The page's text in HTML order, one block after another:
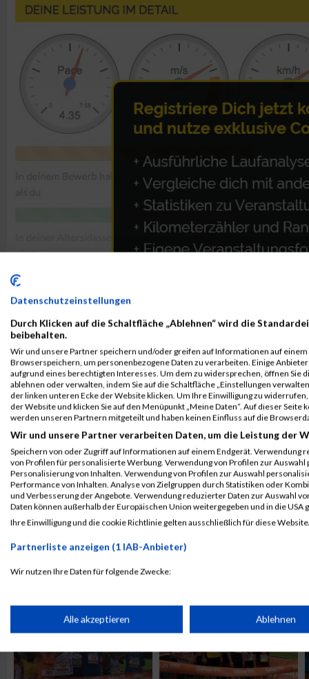
ALBUM B2RUN MÜNCHEN / 15.07.2026
ALBUM B2RUN KÖLN / 05.09.2019
Datenschutzeinstellungen
Durch Klicken auf die Schaltfläche „Ablehnen“ wird die
beibehalten.
Wir und unsere Partner speichern und/oder greifen auf Informationen auf einem
Browserspeichern, um personenbezogene Daten zu verarbeiten. Einige
aufgrund eines berechtigten Interesses. Um dem zu widersprechen, öffnen Sie
ablehnen oder verwalten, indem Sie auf die Schaltfläche „Einstellungen
der linken unteren Ecke der Website klicken. Um Ihre Einwilligung zu
der Website und klicken Sie auf den Menüpunkt „Meine Daten“. Auf dieser
werden unseren Partnern mitgeteilt und haben keinen Einfluss auf die
Wir und unsere Partner verarbeiten Daten, um die Leistung der
Speichern von oder Zugriff auf Informationen auf einem Endgerät. Verwendung
von Profilen für personalisierte Werbung. Verwendung von Profilen zur
Personalisierung von Inhalten. Verwendung von Profilen zur Auswahl
Performance von Inhalten. Analyse von Zielgruppen durch Statistiken oder
und Verbesserung der Angebote. Verwendung reduzierter Daten zur Auswahl
Daten können außerhalb der Europäischen Union weitergegeben und in die USA
Ihre Einwilligung und die cookie Richtlinie gelten ausschließlich für diese
Partnerliste anzeigen (1 IAB-Anbieter)
Wir nutzen Ihre Daten für folgende Zwecke:
Speichern von oder Zugriff auf Informationen auf einem
Verwendung reduzierter Daten zur Auswahl von Werbeanzeigen
Alle akzeptieren Ablehnen